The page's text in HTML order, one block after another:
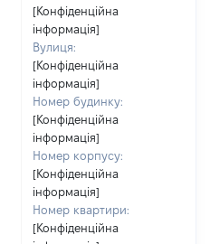
[Конфіденційна
інформація]
Вулиця:
[Конфіденційна
інформація]
Номер будинку:
[Конфіденційна
інформація]
Номер корпусу:
[Конфіденційна
інформація]
Номер квартири:
[Конфіденційна